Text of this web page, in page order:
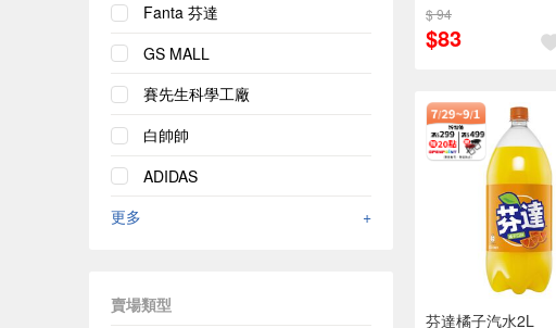
Fanta 芬達
GS MALL
賽先生科學工廠
白帥帥
ADIDAS
更多
+
賣場類型
$ 94
$83
芬達橘子汽水2L